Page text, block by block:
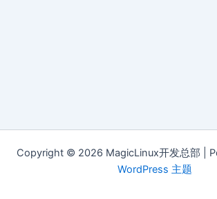
Copyright © 2026 MagicLinux开发总部 |
WordPress 主题